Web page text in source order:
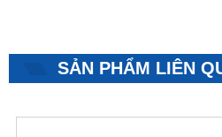
SẢN PHẨM LIÊN